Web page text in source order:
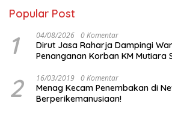
Popular Post
1 04/08/2026 0 Komentar
Dirut Jasa Raharja Dampingi
Penanganan Korban KM Mutiara
2 16/03/2019 0 Komentar
Menag Kecam Penembakan di
Berperikemanusiaan!